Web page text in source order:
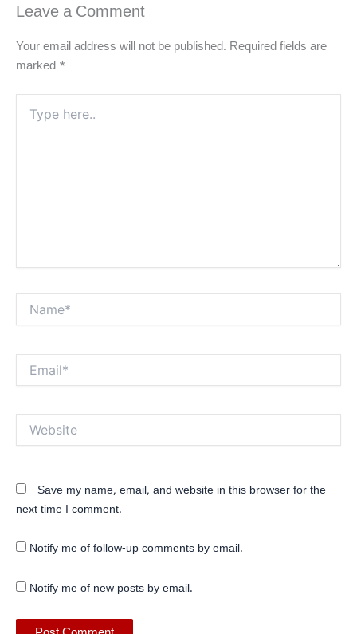
Leave a Comment
Your email address will not be published. Required fields are
marked *
here..
Save my name, email, and website in this browser for the
next time I comment.
Notify me of follow-up comments by email.
Notify me of new posts by email.